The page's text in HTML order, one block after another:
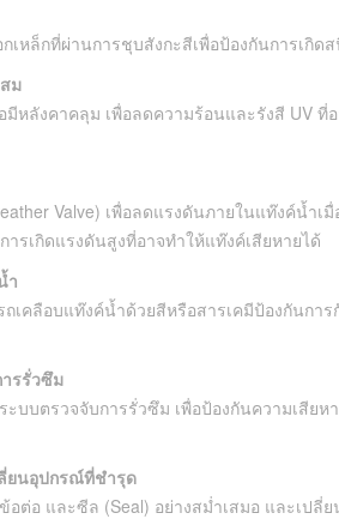
เหล็กที่ผ่านการชุบสังกะสีเพื่อป้องกันการเกิด
ม
หลังคาคลุม เพื่อลดความร้อนและรังสี UV ที่
Valve) เพื่อลดแรงดันภายในแท๊งค์น้ำเ
รเกิดแรงดันสูงที่อาจทำให้แท๊งค์เสียหายได้
ำ
เคลือบแท๊งค์น้ำด้วยสีหรือสารเคมีป้องกันกา
รรั่วซึม
บบตรวจจับการรั่วซึม เพื่อป้องกันความเสียห
ยนอุปกรณ์ที่ชำรุด
ต่อ และซีล (Seal) อย่างสม่ำเสมอ และเปลี่